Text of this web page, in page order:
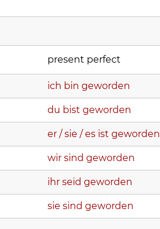
present perfect
ich bin geworden
du bist geworden
er / sie / es ist geworden
wir sind geworden
ihr seid geworden
sie sind geworden